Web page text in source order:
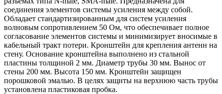
соединения элементов системы усиления между собой.
Обладает стандартизированным для систем усиления
волновым сопротивлением 50 Ом, что обеспечивает полное
согласование элементов системы и минимизирует вносимые в
кабельный тракт потери. Кронштейн для крепления антенн на
стену. Основание кронштейна выполнено из стальной
пластины толщиной 2 мм. Диаметр трубы 30 мм. Вынос от
стены 200 мм. Высота 150 мм. Кронштейн защищен
порошковой эмалью. В целях защиты на верхнюю часть трубы
установлена пластиковая пробка.